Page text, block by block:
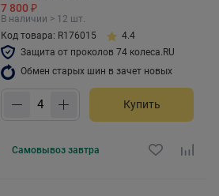
7 800 ₽
В наличии > 12 шт.
Код товара: R176015
4.4
Защита от проколов 74 колеса.RU
Обмен старых шин в зачет новых
Купить
Самовывоз завтра